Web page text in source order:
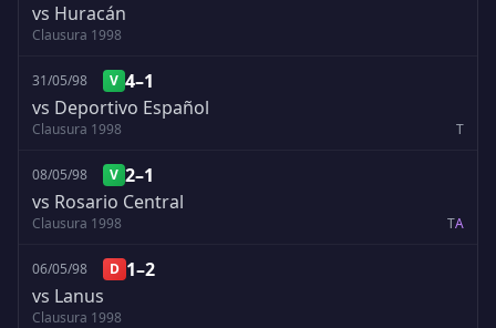
vs Huracán
Clausura 1998
31/05/98 V 4–1
vs Deportivo Español
Clausura 1998 T
08/05/98 V 2–1
vs Rosario Central
Clausura 1998 TA
06/05/98 D 1–2
vs Lanus
Clausura 1998